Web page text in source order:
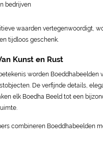
bedrijven
waarden vertegenwoordigt,
tijdloos geschenk.
Kunst en Rust
worden Boeddhabeelden
De verfijnde details,
elk Boedha Beeld tot een
combineren Boeddhabeelden